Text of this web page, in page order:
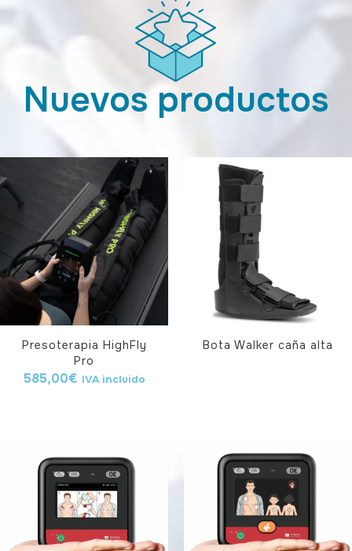
Nuevos productos
Presoterapia HighFly
Pro
585,00€ IVA incluido
Bota Walker caña alta